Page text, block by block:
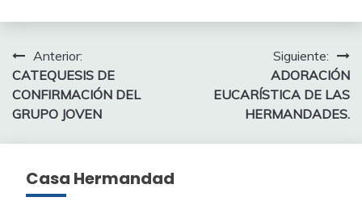
Navegación
de
entradas
Anterior:
CATEQUESIS DE
CONFIRMACIÓN DEL
GRUPO JOVEN
Siguiente:
ADORACIÓN
EUCARÍSTICA DE LAS
HERMANDADES.
Casa Hermandad